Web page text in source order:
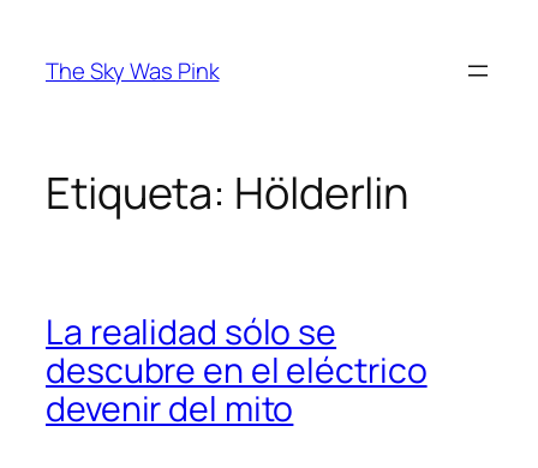
contenido
The Sky Was Pink
Etiqueta: Hölderlin
La realidad sólo se
descubre en el eléctrico
devenir del mito